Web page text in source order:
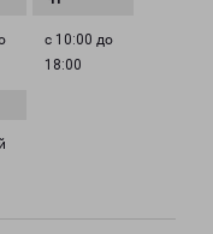
с 10:00 до
18:00